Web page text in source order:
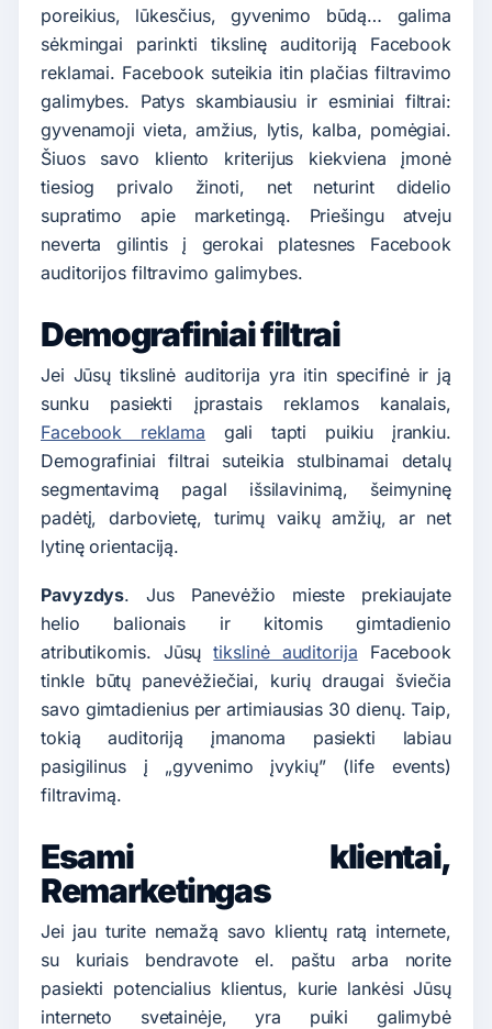
poreikius, lūkesčius, gyvenimo būdą… galima
sėkmingai parinkti tikslinę auditoriją Facebook
reklamai. Facebook suteikia itin plačias filtravimo
galimybes. Patys skambiausiu ir esminiai filtrai:
gyvenamoji vieta, amžius, lytis, kalba, pomėgiai.
Šiuos savo kliento kriterijus kiekviena įmonė
tiesiog privalo žinoti, net neturint didelio
supratimo apie marketingą. Priešingu atveju
neverta gilintis į gerokai platesnes Facebook
auditorijos filtravimo galimybes.
Demografiniai filtrai
Jei Jūsų tikslinė auditorija yra itin specifinė ir ją
sunku pasiekti įprastais reklamos kanalais,
Facebook reklama gali tapti puikiu įrankiu.
Demografiniai filtrai suteikia stulbinamai detalų
segmentavimą pagal išsilavinimą, šeimyninę
padėtį, darbovietę, turimų vaikų amžių, ar net
lytinę orientaciją.
Pavyzdys. Jus Panevėžio mieste prekiaujate
helio balionais ir kitomis gimtadienio
atributikomis. Jūsųtikslinė auditorija Facebook
tinkle būtų panevėžiečiai, kurių draugai šviečia
savo gimtadienius per artimiausias 30 dienų. Taip,
tokią auditoriją įmanoma pasiekti labiau
pasigilinus į „gyvenimo įvykių” (life events)
filtravimą.
Esami klientai,
Remarketingas
Jei jau turite nemažą savo klientų ratą internete,
su kuriais bendravote el. paštu arba norite
pasiekti potencialius klientus, kurie lankėsi Jūsų
interneto svetainėje, yra puiki galimybė